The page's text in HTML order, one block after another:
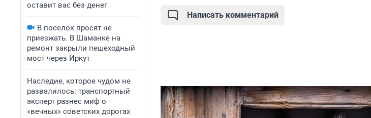
оставит вас без денег
В поселок просят не
приезжать. В Шаманке на
ремонт закрыли пешеходный
мост через Иркут
Наследие, которое чудом не
развалилось: транспортный
эксперт разнес миф о
«вечных» советских дорогах
Написать комментарий